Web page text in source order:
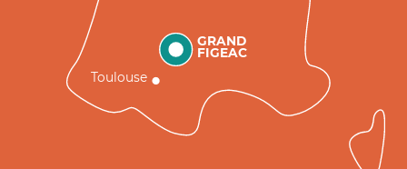
GRAND
FIGEAC
Toulouse